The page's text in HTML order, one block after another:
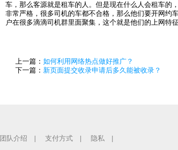
车，那么客源就是租车的人。但是现在什么人会租车的
非常严格，很多司机的车都不合格，那么他们要开网约
户在很多滴滴司机群里面聚集，这个就是他们的上网特征
上一篇： 如何利用网络热点做好推广？
下一篇： 新页面提交收录申请后多久能被收录？
团队介绍 支付方式 隐私